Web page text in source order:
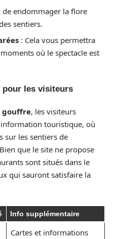
de endommager la flore
sentiers.
: Cela vous permettra
où le spectacle est
pour les visiteurs
gouffre, les visiteurs
touristique, où
sur les sentiers de
que le site ne propose
sont situés dans le
qui sauront satisfaire la
Info supplémentaire
Cartes et informations